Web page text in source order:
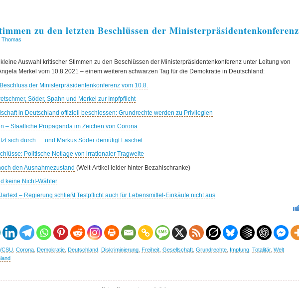
zu den letzten Beschlüssen der Ministerpräsidentenkonferenz
Thomas
Auswahl kritischer Stimmen zu den Beschlüssen der Ministerpräsidentenkonferenz unter Leitung von
Merkel vom 10.8.2021 – einem weiteren schwarzen Tag für die Demokratie in Deutschland:
der Ministerpräsidentenkonferenz vom 10.8.
Söder, Spahn und Merkel zur Impfpflicht
in Deutschland offiziell beschlossen: Grundrechte werden zu Privilegien
– Staatliche Propaganda im Zeichen von Corona
sich durch … und Markus Söder demütigt Laschet
Politische Notlage von irrationaler Tragweite
den Ausnahmezustand (Welt-Artikel leider hinter Bezahlschranke)
keine Nicht-Wähler
– Regierung schließt Testpflicht auch für Lebensmittel-Einkäufe nicht aus
CSU Corona Demokratie Deutschland Diskriminierung Freiheit Gesellschaft Grundrechte Impfung Totalitär, Welt